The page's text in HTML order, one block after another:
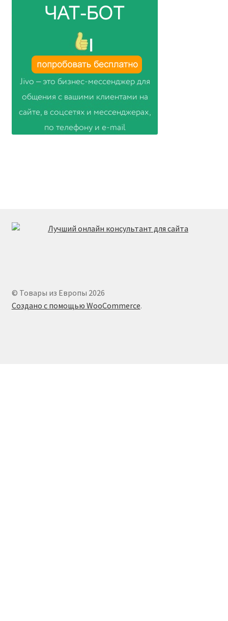
© Товары из Европы 2026
Создано с помощью WooCommerce.